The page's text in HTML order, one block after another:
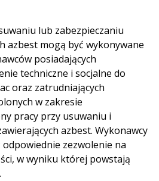
lub zabezpieczaniu
azbest mogą być wykonywane
posiadających
techniczne i socjalne do
oraz zatrudniających
w zakresie
pracy przy usuwaniu i
azbest. Wykonawcy
zezwolenie na
w wyniku której powstają